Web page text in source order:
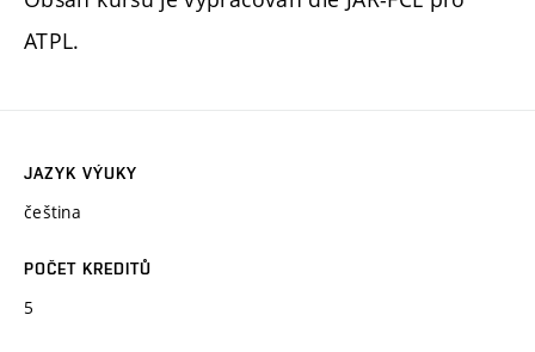
ATPL.
JAZYK VÝUKY
čeština
POČET KREDITŮ
5